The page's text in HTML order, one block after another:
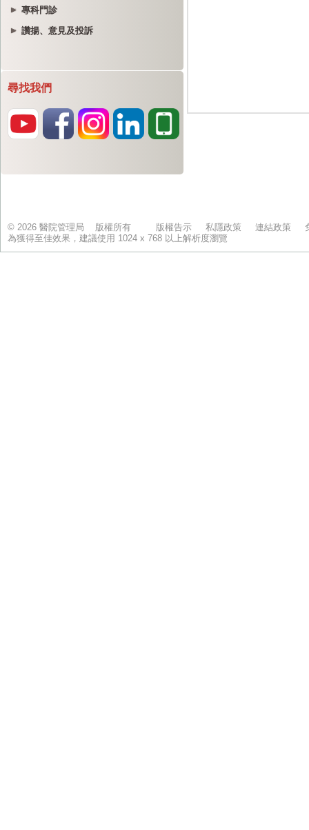
專科門診
讚揚、意見及投訴
尋找我們
© 2026 醫院管理局 版權所有 版權告示 私隱政策 連結政策
為獲得至佳效果，建議使用 1024 x 768 以上解析度瀏覽